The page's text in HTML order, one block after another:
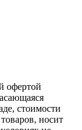
офертой
стоимости
носит